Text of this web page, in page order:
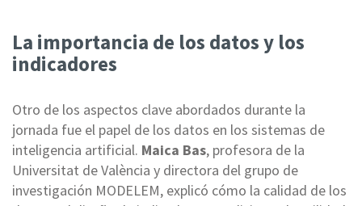
La importancia de los datos y los
indicadores
Otro de los aspectos clave abordados durante la
jornada fue el papel de los datos en los sistemas de
inteligencia artificial. Maica Bas, profesora de la
Universitat de València y directora del grupo de
investigación MODELEM, explicó cómo la calidad de los